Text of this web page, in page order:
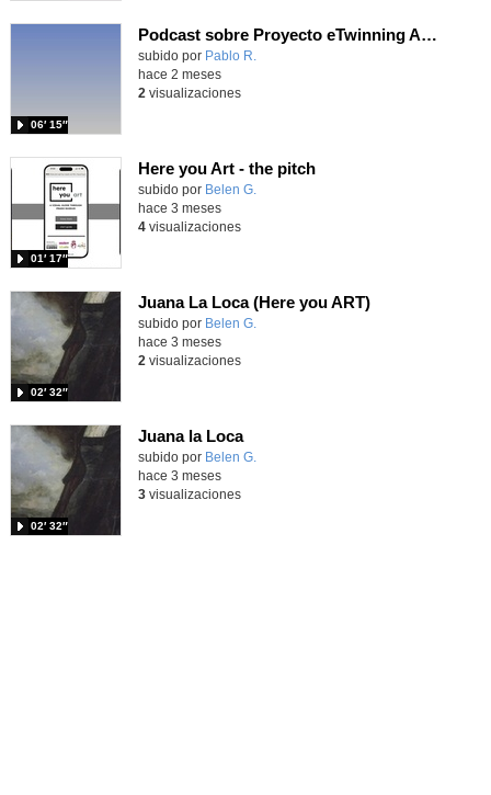
Podcast sobre Proyecto eTwinning Antoni Gaudí nº 1 (en castellano)
Contenido educativo.
subido por Pablo R.
06′ 15″
hace 2 meses
2 visualizaciones
Here you Art - the pitch
Contenido educativo.
subido por Belen G.
01′ 17″
hace 3 meses
4visualizaciones
Juana La Loca (Here you ART)
Contenido educativo.
subido por Belen G.
02′ 32″
hace 3 meses
2 visualizaciones
Juana la Loca
Contenido educativo.
subido por Belen G.
02′ 32″
hace 3 meses
3visualizaciones